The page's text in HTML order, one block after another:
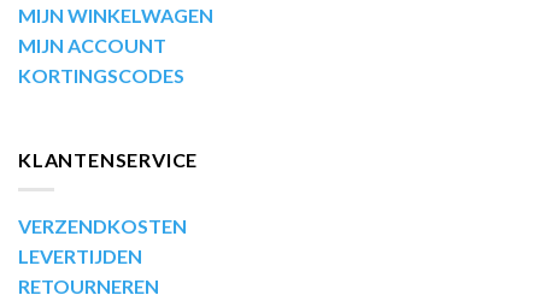
MIJN WINKELWAGEN
MIJN ACCOUNT
KORTINGSCODES
KLANTENSERVICE
VERZENDKOSTEN
LEVERTIJDEN
RETOURNEREN